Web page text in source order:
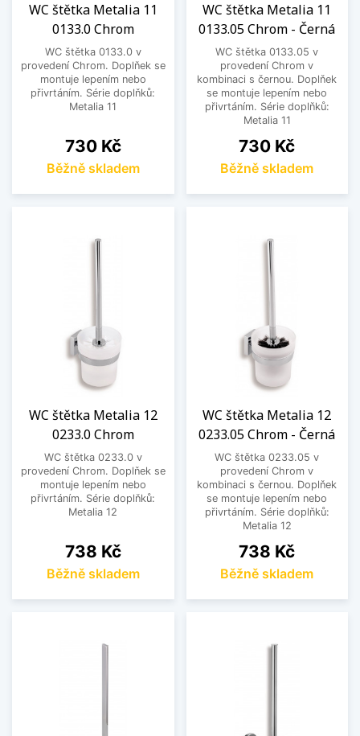
WC štětka Metalia 11
0133.0 Chrom
WC štětka 0133.0 v
provedení Chrom. Doplňek se
montuje lepením nebo
přivrtáním. Série doplňků:
Metalia 11
Cena
730 Kč
Běžně skladem
WC štětka Metalia 11
0133.05 Chrom - Černá
WC štětka 0133.05 v
provedení Chrom v
kombinaci s černou. Doplňek
se montuje lepením nebo
přivrtáním. Série doplňků:
Metalia 11
Cena
730 Kč
Běžně skladem
WC štětka Metalia 12
0233.0 Chrom
WC štětka 0233.0 v
provedení Chrom. Doplňek se
montuje lepením nebo
přivrtáním. Série doplňků:
Metalia 12
Cena
738 Kč
Běžně skladem
WC štětka Metalia 12
0233.05 Chrom - Černá
WC štětka 0233.05 v
provedení Chrom v
kombinaci s černou. Doplňek
se montuje lepením nebo
přivrtáním. Série doplňků:
Metalia 12
Cena
738 Kč
Běžně skladem